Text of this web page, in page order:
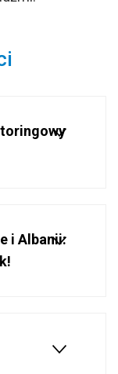
i Albanii: